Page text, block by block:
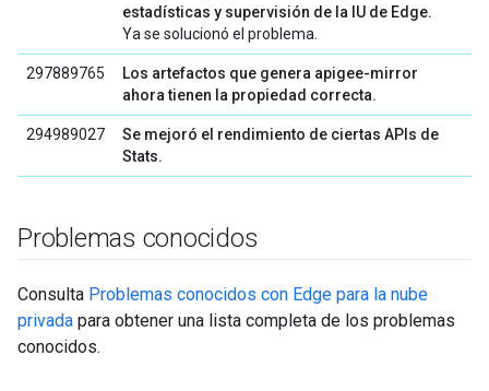
estadísticas y supervisión de la IU de Edge.
Ya se solucionó el problema.
297889765
Los artefactos que genera apigee-mirror
ahora tienen la propiedad correcta.
294989027
Se mejoró el rendimiento de ciertas APIs de
Stats.
Problemas conocidos
Consulta Problemas conocidos con Edge para la nube
privada para obtener una lista completa de los problemas
conocidos.